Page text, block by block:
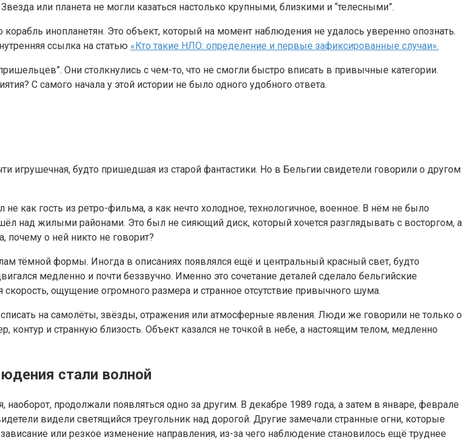
или планета не могли казаться настолько крупными, близкими и “телесными”.
инопланетян. Это объект, который на момент наблюдения не удалось уверенно опознать.
ссылка на статью «Кто такие НЛО: определение и первые зафиксированные случаи».
Они столкнулись с чем-то, что не смогли быстро вписать в привычные категории.
С самого начала у этой истории не было одного удобного ответа.
игрушечная, будто пришедшая из старой фантастики. Но в Бельгии свидетели говорили о другом
как гость из ретро-фильма, а как нечто холодное, технологичное, военное. В нём не было
над жилыми районами. Это был не сияющий диск, который хочется разглядывать с восторгом, а
почему о ней никто не говорит?
тёмной формы. Иногда в описаниях появлялся ещё и центральный красный свет, будто
медленно и почти беззвучно. Именно это сочетание деталей сделало бельгийские
ощущение огромного размера и странное отсутствие привычного шума.
на самолёты, звёзды, отражения или атмосферные явления. Люди же говорили не только о
и странную близость. Объект казался не точкой в небе, а настоящим телом, медленно
стали волной
продолжали появляться одно за другим. В декабре 1989 года, а затем в январе, феврале
видели светящийся треугольник над дорогой. Другие замечали странные огни, которые
или резкое изменение направления, из-за чего наблюдение становилось ещё труднее